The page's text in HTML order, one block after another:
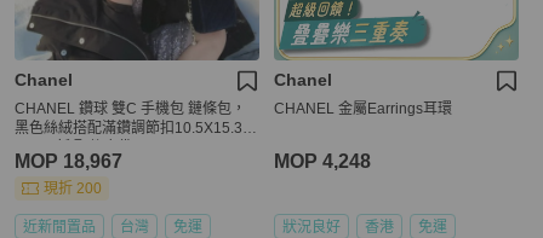
Chanel
CHANEL 鑽球 雙C 手機包 鏈條包，
黑色絲絨搭配滿鑽調節扣10.5X15.3X
MOP 18,967
現折 200
近新閒置品 台灣 免運
Chanel
CHANEL 金屬Earrings耳環
MOP 4,248
狀況良好 香港 免運